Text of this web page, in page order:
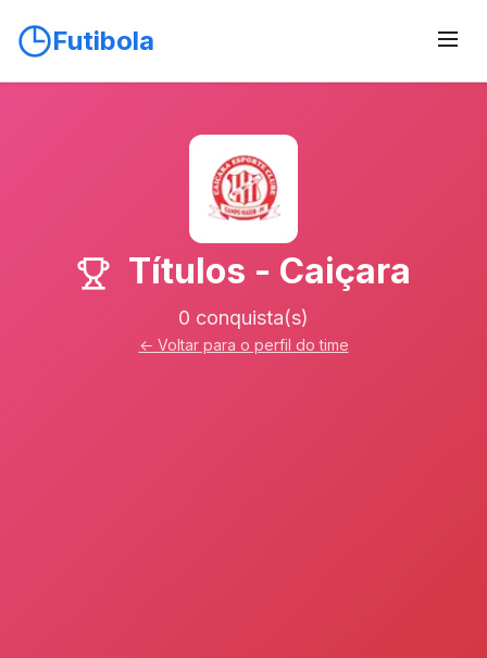
Futibola
Títulos - Caiçara
0 conquista(s)
← Voltar para o perfil do time